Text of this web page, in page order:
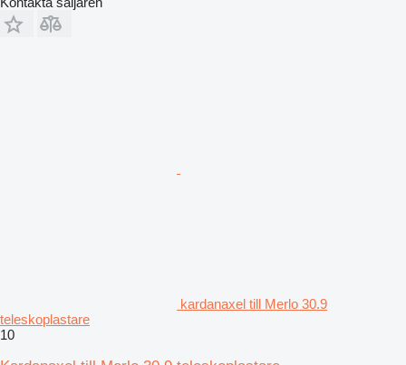
kardanaxel till Merlo 30.9
teleskoplastare
10